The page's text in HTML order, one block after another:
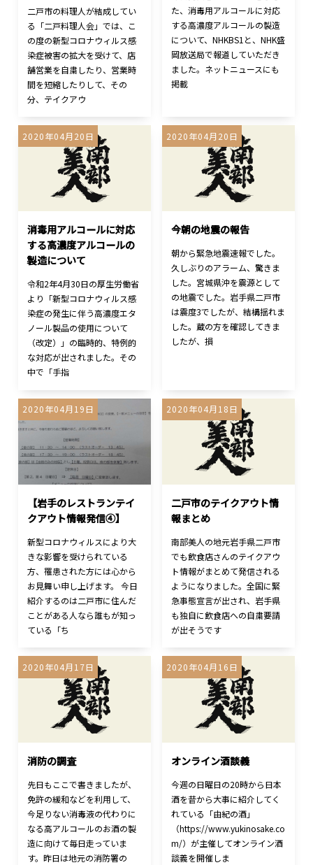
二戸市の料理人が結成してい
る「二戸料理人会」では、こ
の度の新型コロナウィルス感
染症被害の拡大を受けて、店
舗営業を自粛したり、営業時
間を短縮したりして、その
分、テイクアウ
た、消毒用アルコールに対応
する高濃度アルコールの製造
について、NHKBS1と、NHK盛
岡放送局で報道していただき
ました。ネットニュースにも
掲載
2020年04月20日
消毒用アルコールに対応
する高濃度アルコールの
製造について
令和2年4月30日の厚生労働省
より「新型コロナウィルス感
染症の発生に伴う高濃度エタ
ノール製品の使用について
（改定）」の臨時的、特例的
な対応が出されました。その
中で「手指
2020年04月20日
今朝の地震の報告
朝から緊急地震速報でした。
久しぶりのアラーム、驚きま
した。宮城県沖を震源として
の地震でした。岩手県二戸市
は震度3でしたが、結構揺れま
した。蔵の方を確認してきま
したが、損
2020年04月19日
【岩手のレストランテイ
クアウト情報発信④】
新型コロナウィルスにより大
きな影響を受けられている
方、罹患された方には心から
お見舞い申し上げます。 今日
紹介するのは二戸市に住んだ
ことがある人なら誰もが知っ
ている「ち
2020年04月18日
二戸市のテイクアウト情
報まとめ
南部美人の地元岩手県二戸市
でも飲食店さんのテイクアウ
ト情報がまとめて発信される
ようになりました。全国に緊
急事態宣言が出され、岩手県
も独自に飲食店への自粛要請
が出そうです
2020年04月17日
消防の調査
先日もここで書きましたが、
免許の緩和などを利用して、
今足りない消毒液の代わりに
なる高アルコールのお酒の製
造に向けて毎日走っていま
す。昨日は地元の消防署の
2020年04月16日
オンライン酒談義
今週の日曜日の20時から日本
酒を昔から大事に紹介してく
れている「由紀の酒」
（https://www.yukinosake.co
m/）が主催してオンライン酒
談義を開催しま